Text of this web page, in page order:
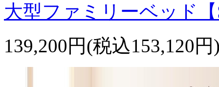
大型ファミリーベッド【
139,200円(税込153,120円